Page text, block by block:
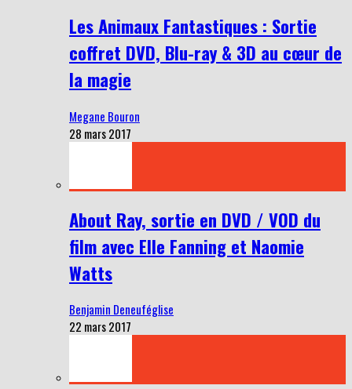
Les Animaux Fantastiques : Sortie
coffret DVD, Blu-ray & 3D au cœur de
la magie
Megane Bouron
28 mars 2017
About Ray, sortie en DVD / VOD du
film avec Elle Fanning et Naomie
Watts
Benjamin Deneuféglise
22 mars 2017